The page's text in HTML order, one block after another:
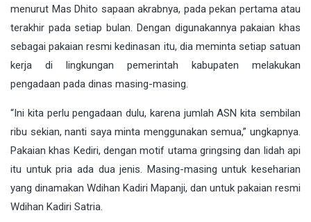
menurut Mas Dhito sapaan akrabnya, pada pekan pertama atau
terakhir pada setiap bulan. Dengan digunakannya pakaian khas
sebagai pakaian resmi kedinasan itu, dia meminta setiap satuan
kerja di lingkungan pemerintah kabupaten melakukan
pengadaan pada dinas masing-masing.
“Ini kita perlu pengadaan dulu, karena jumlah ASN kita sembilan
ribu sekian, nanti saya minta menggunakan semua,” ungkapnya.
Pakaian khas Kediri, dengan motif utama gringsing dan lidah api
itu untuk pria ada dua jenis. Masing-masing untuk keseharian
yang dinamakan Wdihan Kadiri Mapanji, dan untuk pakaian resmi
Wdihan Kadiri Satria.